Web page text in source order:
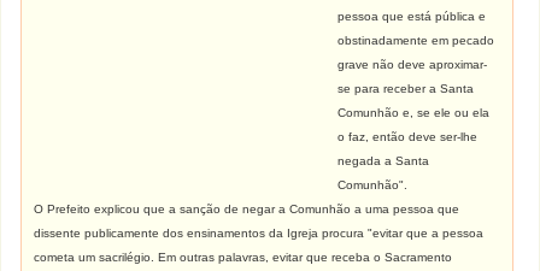
pessoa que está pública e
obstinadamente em pecado
grave não deve aproximar-
se para receber a Santa
Comunhão e, se ele ou ela
o faz, então deve ser-lhe
negada a Santa
Comunhão".
O Prefeito explicou que a sanção de negar a Comunhão a uma pessoa que
dissente publicamente dos ensinamentos da Igreja procura "evitar que a pessoa
cometa um sacrilégio. Em outras palavras, evitar que receba o Sacramento